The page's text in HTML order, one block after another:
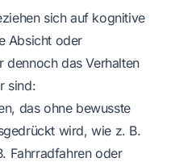
sich auf kognitive
Absicht oder
dennoch das Verhalten
sind:
das ohne bewusste
wird, wie z. B.
Fahrradfahren oder